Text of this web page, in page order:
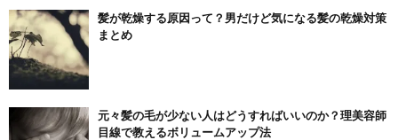
髪が乾燥する原因って？男だけど気になる髪の乾燥対策
まとめ
元々髪の毛が少ない人はどうすればいいのか？理美容師
目線で教えるボリュームアップ法